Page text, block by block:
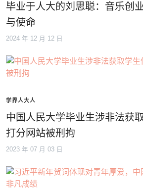
毕业于人大的刘思聪：音乐创
与使命
2024 年 12 月 12 日
学界人大人
中国人民大学毕业生涉非法获
打分网站被刑拘
2023 年 07 月 03 日